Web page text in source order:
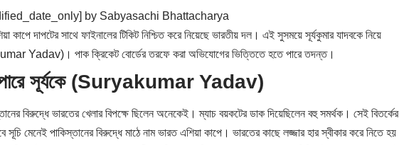
by Sabyasachi Bhattacharya
কাপে দাপটের সাথে ফাইনালের টিকিট নিশ্চিত করে নিয়েছে ভারতীয় দল। এই সুসময়ে সূর্যকুমার যাদবকে নিয়ে
Yadav)। পাক ক্রিকেট বোর্ডের তরফে করা অভিযোগের ভিত্তিতে হতে পারে তদন্ত।
পারে সূর্যকে (Suryakumar Yadav)
বিরুদ্ধে ভারতের খেলার বিপক্ষে ছিলেন অনেকেই। ম্যাচ বয়কটের ডাক দিয়েছিলেন বহু সমর্থক। সেই বিতর্কের
মেনেই পাকিস্তানের বিরুদ্ধে মাঠে নাম ভারত এশিয়া কাপে। ভারতের কাছে লজ্জার হার স্বীকার করে নিতে হয়